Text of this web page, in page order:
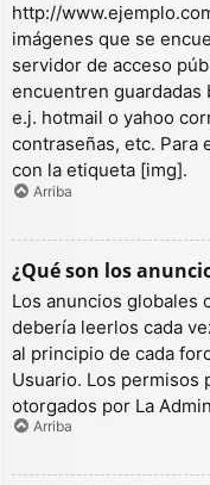
http://
imágenes que se
servidor de acceso
encuentren guardadas
e.j. hotmail o yahoo
contraseñas, etc. Para
con la etiqueta [img].
Arriba
¿Qué son los
Los anuncios globales
debería leerlos cada
al principio de cada
Usuario. Los permisos
otorgados por La
Arriba